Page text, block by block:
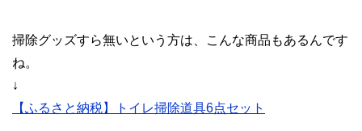
掃除グッズすら無いという方は、こんな商品もあるんです
ね。
↓
【ふるさと納税】トイレ掃除道具6点セット